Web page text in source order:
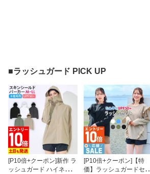
■ラッシュガード PICK UP
[P10倍+クーポン]新作 ラ
ッシュガード ハイネック
[P10倍+クーポン]【特
価】ラッシュガードセッ